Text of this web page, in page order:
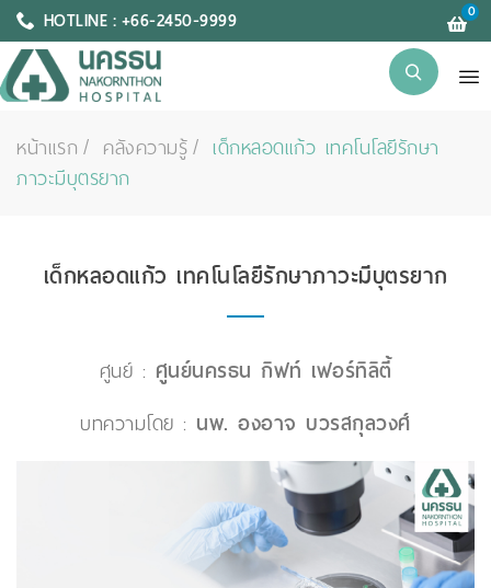
HOTLINE : +66-2450-9999 0
หน้าแรก คลังความรู้
เด็กหลอดแก้ว เทคโนโลยีรักษา
ภาวะมีบุตรยาก
เด็กหลอดแก้ว เทคโนโลยีรักษาภาวะมีบุตรยาก
ศูนย์ : ศูนย์นครธน กิฟท์ เฟอร์ทิลิตี้
บทความโดย : นพ. องอาจ บวรสกุลวงศ์